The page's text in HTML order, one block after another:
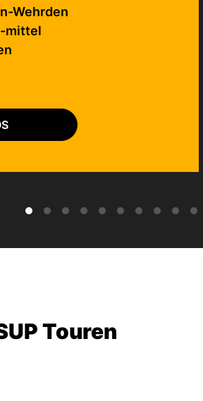
Wehrden
mittel
Touren